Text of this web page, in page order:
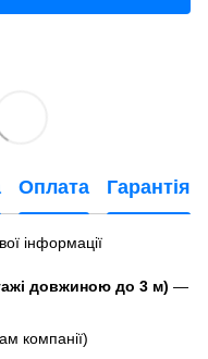
Оплата Гарантія
інформації
довжиною до 3 м) —
компанії)